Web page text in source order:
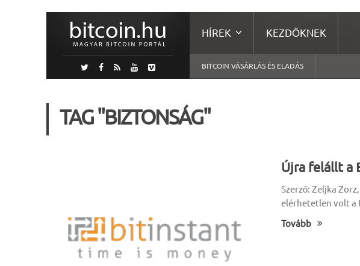
HÍREK KEZDŐKNEK
BITCOIN VÁSÁRLÁS ÉS ELADÁS
TAG "BIZTONSÁG"
Újra felállt a
Szerző: Zeljka
elérhetetlen volt a
Tovább